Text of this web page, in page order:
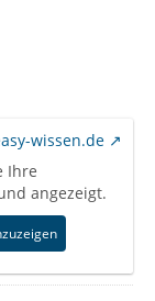
wissen.de
Ihre
angezeigt.